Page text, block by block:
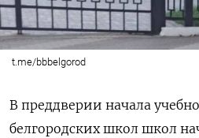
t.me/bbbelgorod
В преддверии начала
белгородских школ школ